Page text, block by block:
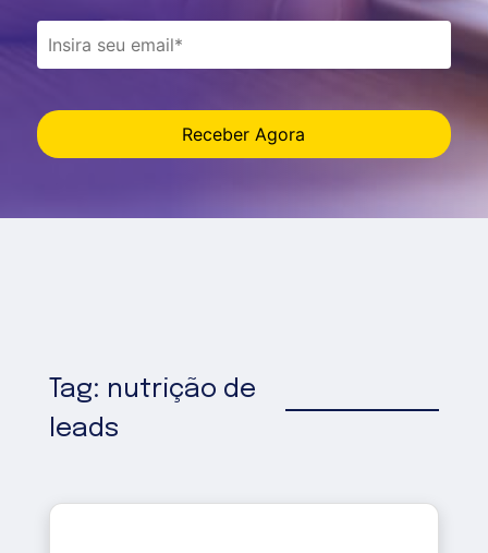
Receber Agora
Tag: nutrição de
leads